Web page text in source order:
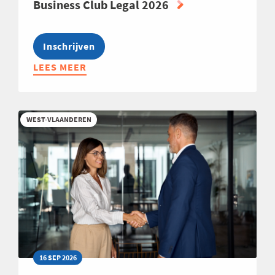
Business Club Legal 2026
Inschrijven
LEES MEER
ABOUT
LEGAL
2026
WEST-VLAANDEREN
16 SEP 2026